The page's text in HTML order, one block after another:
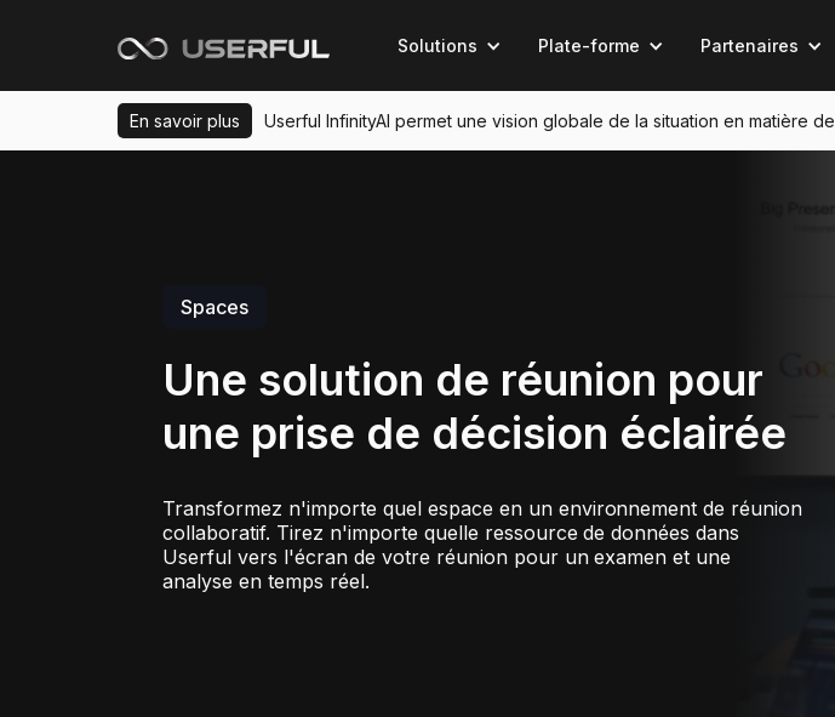
Solutions Plate-forme Partenaires
En savoir plus Userful InfinityAI permet une vision globale de la situation en matière
Spaces
Une solution de réunion pour
une prise de décision éclairée
Transformez n'importe quel espace en un environnement de réunion
collaboratif. Tirez n'importe quelle ressource de données dans
Userful vers l'écran de votre réunion pour un examen et une
analyse en temps réel.